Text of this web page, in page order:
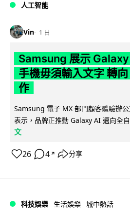
人工智能
Vin 1 日
Samsung 展示
手機毋須輸入文字 轉
作
Samsung 電子 MX 部門顧客體驗辦
表示，品牌正推動 Galaxy AI 邁向全
文
26 4 ↗ 分享
科技娛樂 生活娛樂 城中熱話